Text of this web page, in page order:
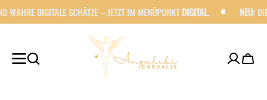
ZUM
INHALT
SPRINGEN
DIGITALE SCHÄTZE – JETZT IM MENÜPUNKTDIGITAL. NEU: DIE